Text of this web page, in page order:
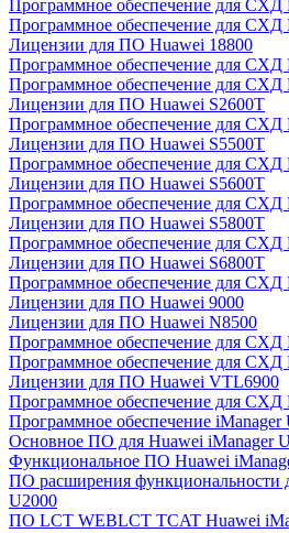
Программное обеспечение для СХД
Программное обеспечение для СХД
Лицензии для ПО Huawei 18800
Программное обеспечение для СХД
Программное обеспечение для СХД
Лицензии для ПО Huawei S2600T
Программное обеспечение для СХД
Лицензии для ПО Huawei S5500T
Программное обеспечение для СХД
Лицензии для ПО Huawei S5600T
Программное обеспечение для СХД
Лицензии для ПО Huawei S5800T
Программное обеспечение для СХД
Лицензии для ПО Huawei S6800T
Программное обеспечение для СХД
Лицензии для ПО Huawei 9000
Лицензии для ПО Huawei N8500
Программное обеспечение для СХД
Программное обеспечение для
Лицензии для ПО Huawei VTL6900
Программное обеспечение для СХД
Программное обеспечение iManager
Основное ПО для Huawei iManager
Функциональное ПО Huawei
ПО расширения функциональности
U2000
ПО LCT WEBLCT TCAT Huawei